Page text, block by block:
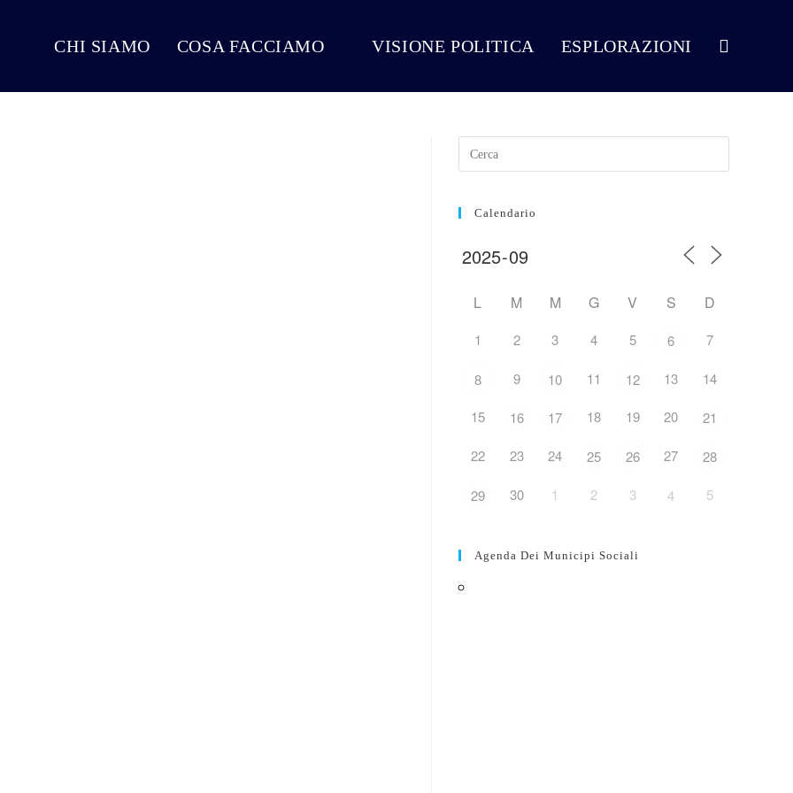
CHI SIAMO COSA FACCIAMO VISIONE POLITICA ESPLORAZIONI Attiva/disattiva
Calendario
L M M G V S D
1 2 3 4 5 6 7
8 9 10 11 12 13 14
15 16 17 18 19 20 21
22 23 24 25 26 27 28
29 30 1 2 3 4 5
Agenda Dei Municipi Sociali